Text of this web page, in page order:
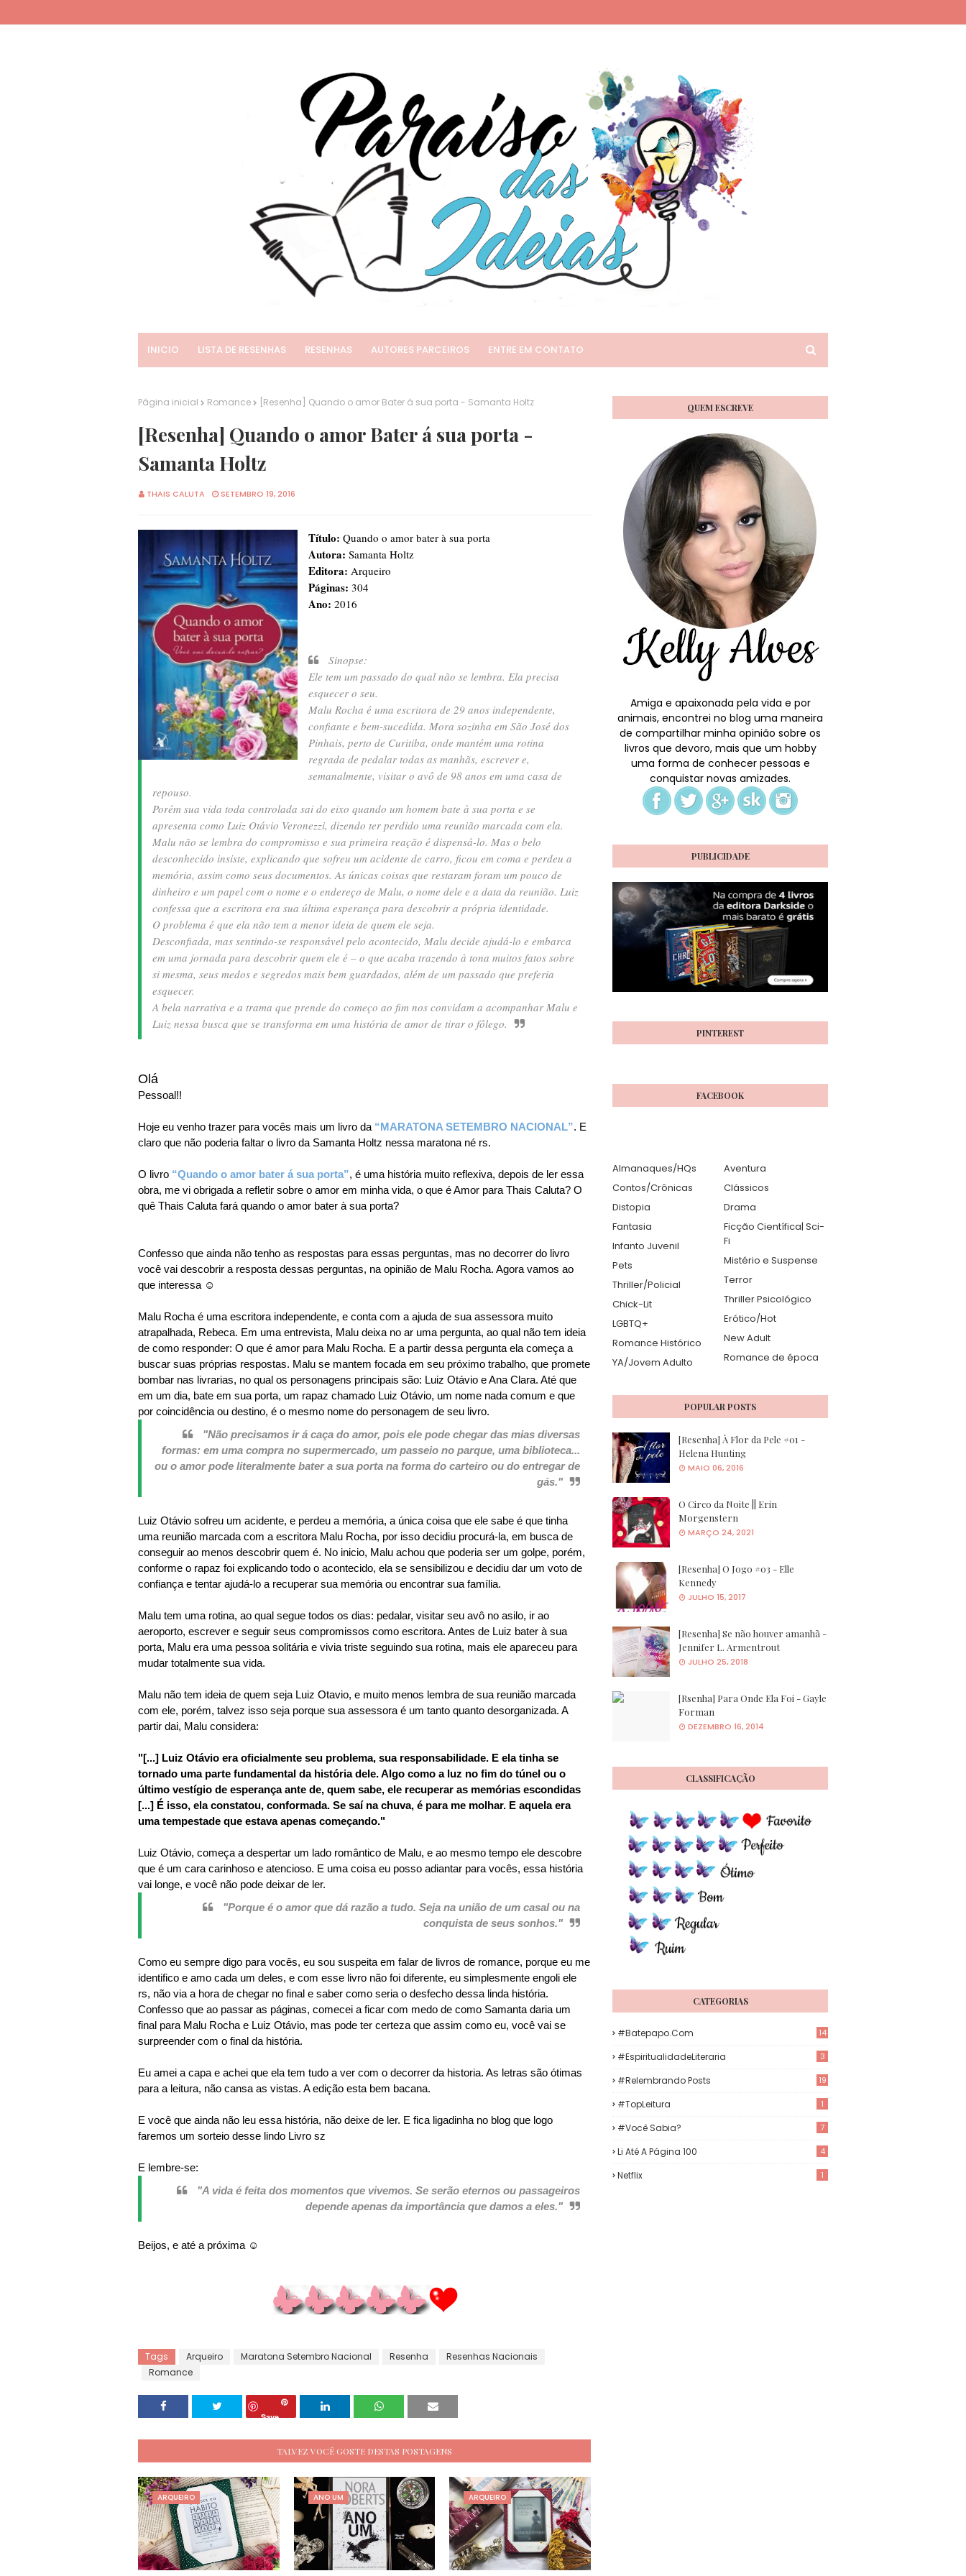
INICIO LISTA DE RESENHAS RESENHAS AUTORES PARCEIROS ENTRE EM CONTATO
Página inicial Romance [Resenha] Quando o amor Bater á sua porta - Samanta Holtz
[Resenha] Quando o amor Bater á sua porta -
Samanta Holtz
THAIS CALUTA SETEMBRO 19, 2016
Título: Quando o amor bater à sua porta
Autora: Samanta Holtz
Editora: Arqueiro
Páginas: 304
Ano: 2016
Sinopse:
Ele tem um passado do qual não se lembra. Ela precisa
esquecer o seu.
Malu Rocha é uma escritora de 29 anos independente,
confiante e bem-sucedida. Mora sozinha em São José dos
Pinhais, perto de Curitiba, onde mantém uma rotina
regrada de pedalar todas as manhãs, escrever e,
semanalmente, visitar o avô de 98 anos em uma casa de
repouso.
Porém sua vida toda controlada sai do eixo quando um homem bate à sua porta e se
apresenta como Luiz Otávio Veronezzi, dizendo ter perdido uma reunião marcada com ela.
Malu não se lembra do compromisso e sua primeira reação é dispensá-lo. Mas o belo
desconhecido insiste, explicando que sofreu um acidente de carro, ficou em coma e perdeu a
memória, assim como seus documentos. As únicas coisas que restaram foram um pouco de
dinheiro e um papel com o nome e o endereço de Malu, o nome dele e a data da reunião. Luiz
confessa que a escritora era sua última esperança para descobrir a própria identidade.
O problema é que ela não tem a menor ideia de quem ele seja.
Desconfiada, mas sentindo-se responsável pelo acontecido, Malu decide ajudá-lo e embarca
em uma jornada para descobrir quem ele é – o que acaba trazendo à tona muitos fatos sobre
si mesma, seus medos e segredos mais bem guardados, além de um passado que preferia
esquecer.
A bela narrativa e a trama que prende do começo ao fim nos convidam a acompanhar Malu e
Luiz nessa busca que se transforma em uma história de amor de tirar o fôlego.
Olá
Pessoal!!
Hoje eu venho trazer para vocês mais um livro da “MARATONA SETEMBRO NACIONAL”. E
claro que não poderia faltar o livro da Samanta Holtz nessa maratona né rs.
O livro “Quando o amor bater á sua porta”, é uma história muito reflexiva, depois de ler essa
obra, me vi obrigada a refletir sobre o amor em minha vida, o que é Amor para Thais Caluta? O
quê Thais Caluta fará quando o amor bater à sua porta?
Confesso que ainda não tenho as respostas para essas perguntas, mas no decorrer do livro
você vai descobrir a resposta dessas perguntas, na opinião de Malu Rocha. Agora vamos ao
que interessa ☺
Malu Rocha é uma escritora independente, e conta com a ajuda de sua assessora muito
atrapalhada, Rebeca. Em uma entrevista, Malu deixa no ar uma pergunta, ao qual não tem ideia
de como responder: O que é amor para Malu Rocha. E a partir dessa pergunta ela começa a
buscar suas próprias respostas. Malu se mantem focada em seu próximo trabalho, que promete
bombar nas livrarias, no qual os personagens principais são: Luiz Otávio e Ana Clara. Até que
em um dia, bate em sua porta, um rapaz chamado Luiz Otávio, um nome nada comum e que
por coincidência ou destino, é o mesmo nome do personagem de seu livro.
"Não precisamos ir á caça do amor, pois ele pode chegar das mias diversas
formas: em uma compra no supermercado, um passeio no parque, uma biblioteca...
ou o amor pode literalmente bater a sua porta na forma do carteiro ou do entregar de
gás."
Luiz Otávio sofreu um acidente, e perdeu a memória, a única coisa que ele sabe é que tinha
uma reunião marcada com a escritora Malu Rocha, por isso decidiu procurá-la, em busca de
conseguir ao menos descobrir quem é. No inicio, Malu achou que poderia ser um golpe, porém,
conforme o rapaz foi explicando todo o acontecido, ela se sensibilizou e decidiu dar um voto de
confiança e tentar ajudá-lo a recuperar sua memória ou encontrar sua família.
Malu tem uma rotina, ao qual segue todos os dias: pedalar, visitar seu avô no asilo, ir ao
aeroporto, escrever e seguir seus compromissos como escritora. Antes de Luiz bater à sua
porta, Malu era uma pessoa solitária e vivia triste seguindo sua rotina, mais ele apareceu para
mudar totalmente sua vida.
Malu não tem ideia de quem seja Luiz Otavio, e muito menos lembra de sua reunião marcada
com ele, porém, talvez isso seja porque sua assessora é um tanto quanto desorganizada. A
partir dai, Malu considera:
"[...] Luiz Otávio era oficialmente seu problema, sua responsabilidade. E ela tinha se
tornado uma parte fundamental da história dele. Algo como a luz no fim do túnel ou o
último vestígio de esperança ante de, quem sabe, ele recuperar as memórias escondidas
[...] É isso, ela constatou, conformada. Se saí na chuva, é para me molhar. E aquela era
uma tempestade que estava apenas começando."
Luiz Otávio, começa a despertar um lado romântico de Malu, e ao mesmo tempo ele descobre
que é um cara carinhoso e atencioso. E uma coisa eu posso adiantar para vocês, essa história
vai longe, e você não pode deixar de ler.
"Porque é o amor que dá razão a tudo. Seja na união de um casal ou na
conquista de seus sonhos."
Como eu sempre digo para vocês, eu sou suspeita em falar de livros de romance, porque eu me
identifico e amo cada um deles, e com esse livro não foi diferente, eu simplesmente engoli ele
rs, não via a hora de chegar no final e saber como seria o desfecho dessa linda história.
Confesso que ao passar as páginas, comecei a ficar com medo de como Samanta daria um
final para Malu Rocha e Luiz Otávio, mas pode ter certeza que assim como eu, você vai se
surpreender com o final da história.
Eu amei a capa e achei que ela tem tudo a ver com o decorrer da historia. As letras são ótimas
para a leitura, não cansa as vistas. A edição esta bem bacana.
E você que ainda não leu essa história, não deixe de ler. E fica ligadinha no blog que logo
faremos um sorteio desse lindo Livro sz
E lembre-se:
"A vida é feita dos momentos que vivemos. Se serão eternos ou passageiros
depende apenas da importância que damos a eles."
Beijos, e até a próxima ☺
Tags Arqueiro Maratona Setembro Nacional Resenha
Resenhas Nacionais
Romance
Save
TALVEZ VOCÊ GOSTE DESTAS POSTAGENS
ARQUEIRO ANO UM ARQUEIRO
QUEM ESCREVE
Amiga e apaixonada pela vida e por
animais, encontrei no blog uma maneira
de compartilhar minha opinião sobre os
livros que devoro, mais que um hobby
uma forma de conhecer pessoas e
conquistar novas amizades.
PUBLICIDADE
PINTEREST
FACEBOOK
Almanaques/HQs
Aventura
Contos/Crônicas
Clássicos
Distopia
Drama
Fantasia
Ficção Científica| Sci-
Fi
Infanto Juvenil
Mistério e Suspense
Pets
Terror
Thriller/Policial
Thriller Psicológico
Chick-Lit
Erótico/Hot
LGBTQ+
New Adult
Romance Histórico
Romance de época
YA/Jovem Adulto
POPULAR POSTS
[Resenha] À Flor da Pele #01 -
Helena Hunting
MAIO 06, 2016
O Circo da Noite || Erin
Morgenstern
MARÇO 24, 2021
[Resenha] O Jogo #03 - Elle
Kennedy
JULHO 15, 2017
[Resenha] Se não houver amanhã -
Jennifer L. Armentrout
JULHO 25, 2018
[Rsenha] Para Onde Ela Foi - Gayle
Forman
DEZEMBRO 16, 2014
CLASSIFICAÇÃO
CATEGORIAS
#Batepapo.com 14
#EspiritualidadeLiteraria 3
#Relembrando Posts 19
#TopLeitura 1
#Você Sabia? 7
Li Até A Página 100 4
Netflix 1